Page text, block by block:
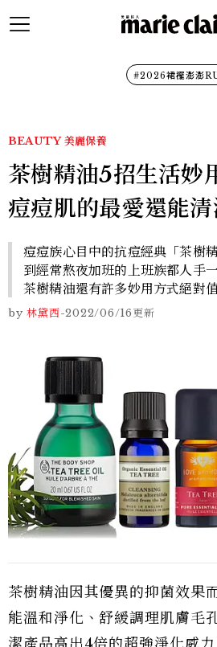
#2026裙襬澎澎
BEAUTY 美麗保養
茶樹精油5招生活妙
痘痘肌的最愛還能
痘痘族心目中的抗痘經典「茶樹
到經常熬夜加班的上班族都人手
茶樹精油還有許多妙用方式絕對
by 林黛西-2022/06/16更新
茶樹精油因其優異的抑菌效果
能溫和淨化、舒緩調理肌膚毛